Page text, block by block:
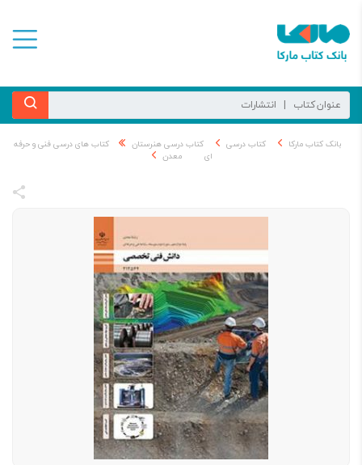
بانک کتاب مارکا کتاب درسی کتاب درسی هنرستان
کتاب های درسی فنی و حرفه
ای
معدن